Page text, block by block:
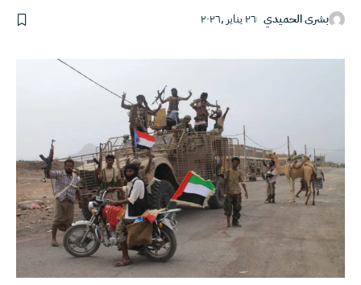
بشرى الحميدي ٢٦ يناير ,٢٠٢٦